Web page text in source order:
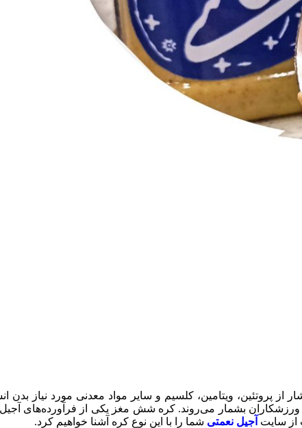
پروتئین، ویتامین، کلسیم و سایر مواد معدنی مورد نیاز بدن
ورزشکاران بشمار می‌روند. کره شش مغز یکی از فرآورده‌های
از سایت آجیل نعمتی شما را با این نوع کره آشنا خواهیم کرد.